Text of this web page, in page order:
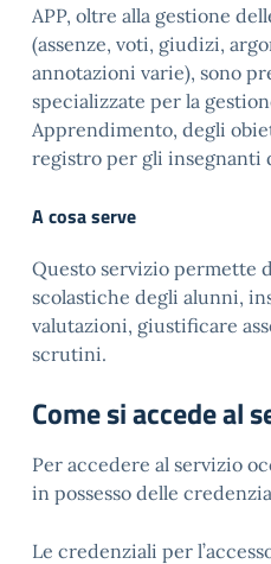
APP, oltre alla gestione
(assenze, voti, giudizi,
annotazioni varie), sono
specializzate per la
Apprendimento, degli
registro per gli insegnanti
A cosa serve
Questo servizio permette
scolastiche degli alunni,
valutazioni, giustificare
scrutini.
Come si accede al
Per accedere al servizio
in possesso delle
Le credenziali per